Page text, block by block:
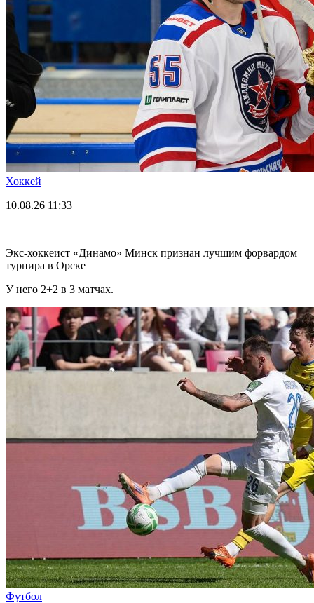
Хоккей
10.08.26 11:33
Экс-хоккеист «Динамо» Минск признан лучшим форвардом
турнира в Орске
У него 2+2 в 3 матчах.
Футбол